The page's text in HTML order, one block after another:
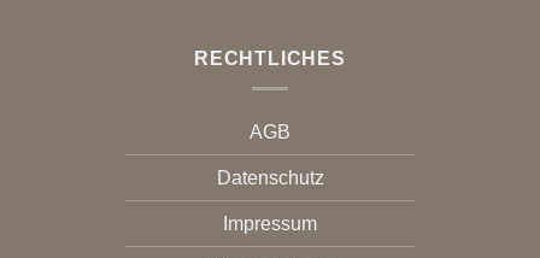
RECHTLICHES
AGB
Datenschutz
Impressum